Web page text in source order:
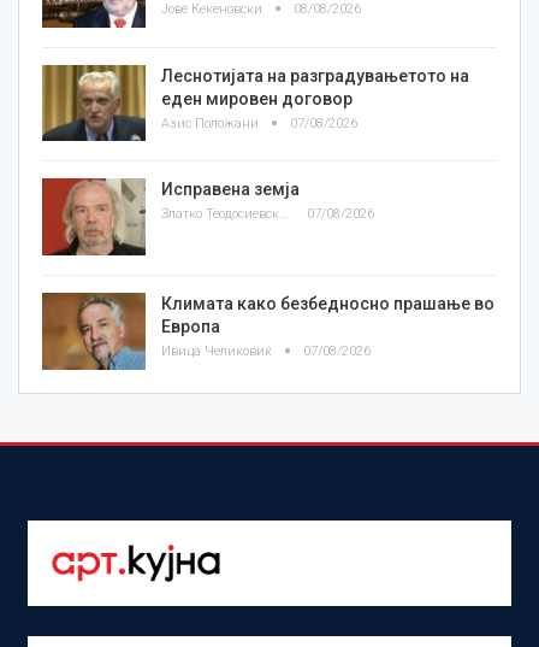
Јове Кекеновски 08/08/2026
Леснотијата на разградувањетото на
еден мировен договор
Азис Положани 07/08/2026
Исправена земја
Златко Теодосиевски 07/08/2026
Климата како безбедносно прашање во
Европа
Ивица Челиковиќ 07/08/2026